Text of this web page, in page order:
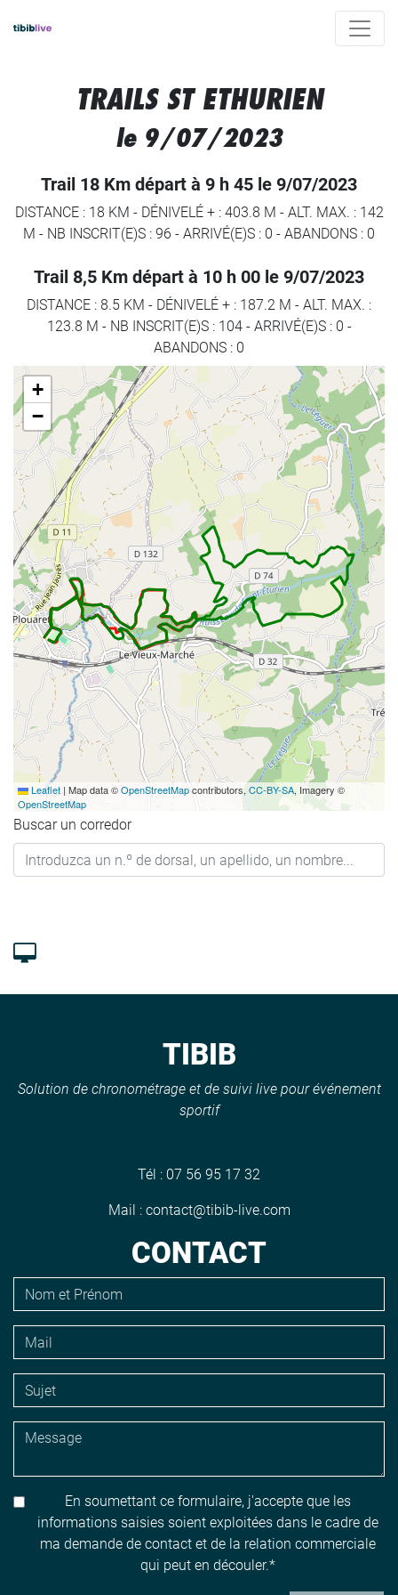
TRAILS ST ETHURIEN
le 9/07/2023
Trail 18 Km départ à 9 h 45 le 9/07/2023
DISTANCE : 18 KM - DÉNIVELÉ + : 403.8 M - ALT. MAX. : 142
M - NB INSCRIT(E)S : 96 - ARRIVÉ(E)S : 0 - ABANDONS : 0
Trail 8,5 Km départ à 10 h 00 le 9/07/2023
DISTANCE : 8.5 KM - DÉNIVELÉ + : 187.2 M - ALT. MAX. :
123.8 M - NB INSCRIT(E)S : 104- ARRIVÉ(E)S : 0 -
ABANDONS : 0
+
−
Leaflet | Map data ©OpenStreetMapcontributors, CC-BY-SA, Imagery ©
OpenStreetMap
Buscar un corredor
TIBIB
Solution de chronométrage et de suivi live pour événement
sportif
Tél : 07 56 95 17 32
Mail : contact@tibib-live.com
CONTACT
En soumettant ce formulaire, j'accepte que les
informations saisies soient exploitées dans le cadre de
ma demande de contact et de la relation commerciale
qui peut en découler.